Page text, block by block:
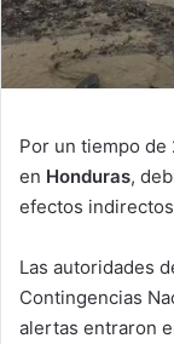
Por un tiempo
en Honduras,
efectos
Las autoridades
Contingencias
alertas entraron